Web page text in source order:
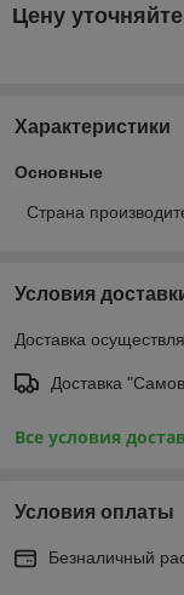
Цену уточняйте
Характеристики
Основные
Страна
Условия
Доставка
Доставка
Все условия
Условия оплаты
Безналичный